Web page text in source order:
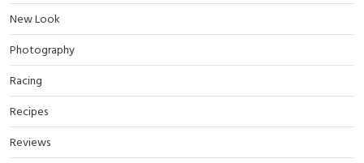
New Look
Photography
Racing
Recipes
Reviews